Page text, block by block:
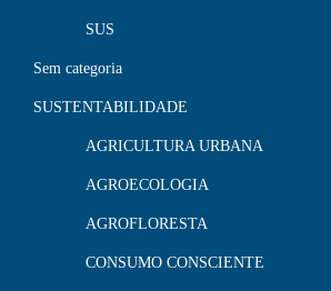
SUS
Sem categoria
SUSTENTABILIDADE
AGRICULTURA URBANA
AGROECOLOGIA
AGROFLORESTA
CONSUMO CONSCIENTE